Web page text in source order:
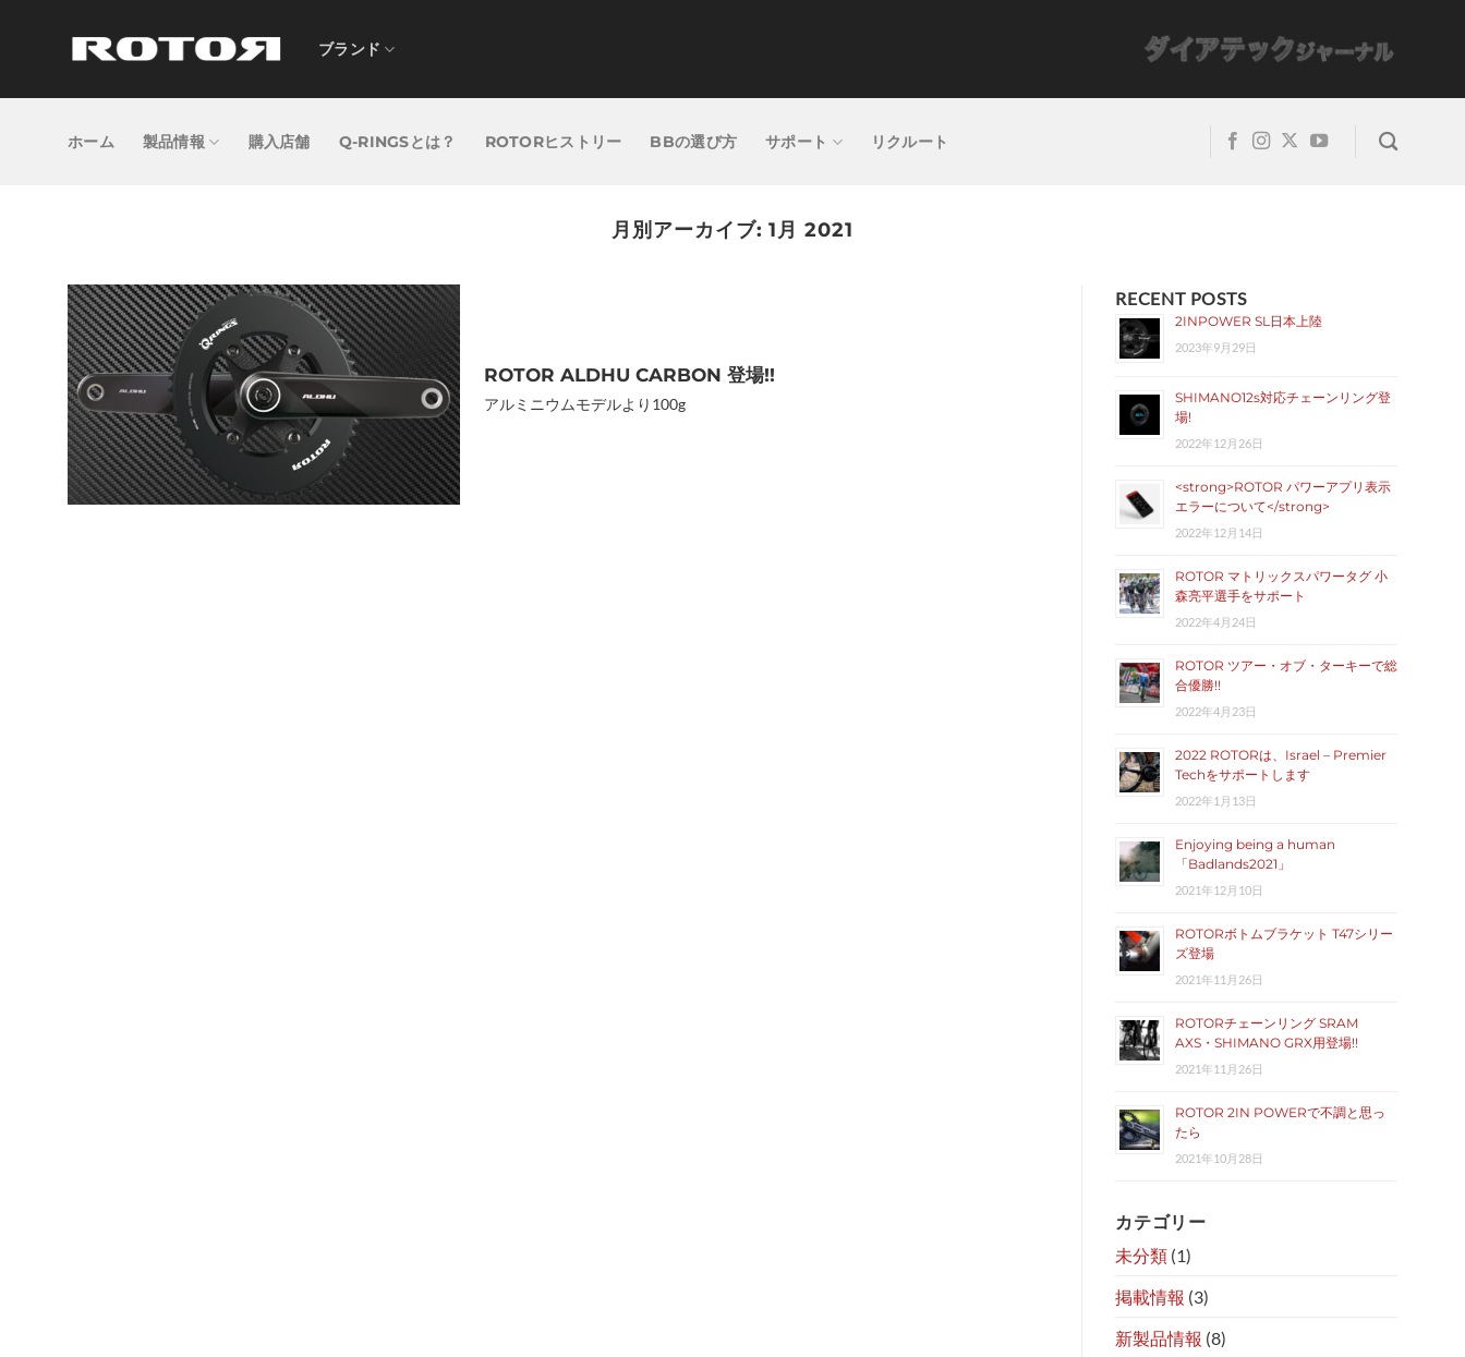
ブランド
ホーム 製品情報 購入店舗 Q-RINGSとは？ ROTORヒストリー BBの選び方 サポート リクルート
月別アーカイブ:1月 2021
ROTOR ALDHU CARBON 登場!!
アルミニウムモデルより100g
RECENT POSTS
2INPOWER SL日本上陸
2023年9月29日
SHIMANO12s対応チェーンリング登
場!
2022年12月26日
<strong>ROTOR パワーアプリ表示
エラーについて</strong>
2022年12月14日
ROTOR マトリックスパワータグ 小
森亮平選手をサポート
2022年4月24日
ROTOR ツアー・オブ・ターキーで総
合優勝!!
2022年4月23日
2022 ROTORは、Israel – Premier
Techをサポートします
2022年1月13日
Enjoying being a human
「Badlands2021」
2021年12月10日
ROTORボトムブラケット T47シリー
ズ登場
2021年11月26日
ROTORチェーンリング SRAM
AXS・SHIMANO GRX用登場!!
2021年11月26日
ROTOR 2IN POWERで不調と思っ
たら
2021年10月28日
カテゴリー
未分類 (1)
掲載情報 (3)
新製品情報 (8)